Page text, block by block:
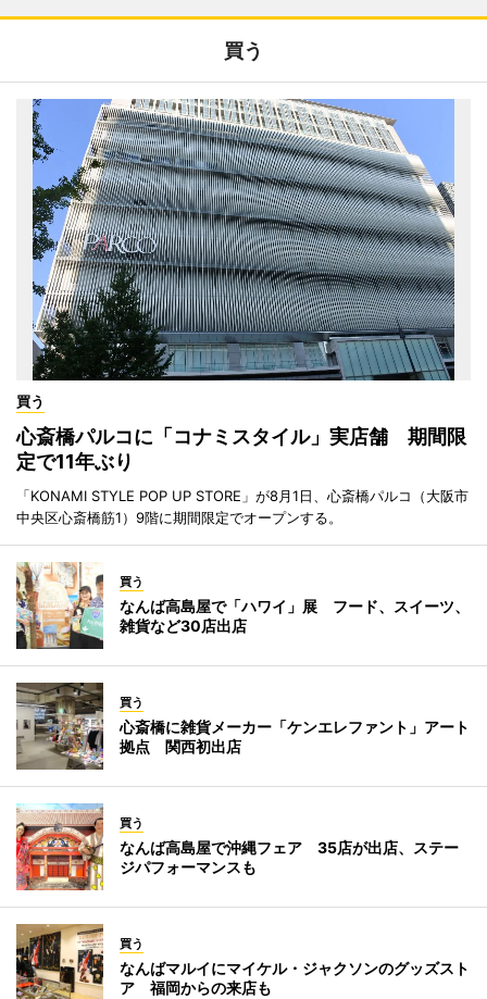
買う
買う
心斎橋パルコに「コナミスタイル」実店舗 期間限
定で11年ぶり
「KONAMI STYLE POP UP STORE」が8月1日、心斎橋パルコ（大阪市
中央区心斎橋筋1）9階に期間限定でオープンする。
買う
なんば高島屋で「ハワイ」展 フード、スイーツ、
雑貨など30店出店
買う
心斎橋に雑貨メーカー「ケンエレファント」アート
拠点 関西初出店
買う
なんば高島屋で沖縄フェア 35店が出店、ステー
ジパフォーマンスも
買う
なんばマルイにマイケル・ジャクソンのグッズスト
ア 福岡からの来店も